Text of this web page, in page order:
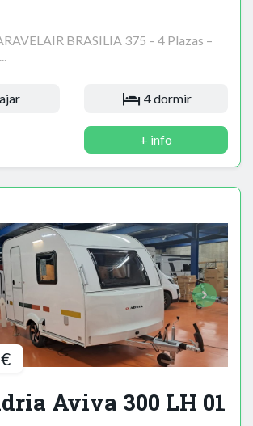
BRASILIA 375 – 4 Plazas –
4 dormir
+ info
Aviva 300 LH 01